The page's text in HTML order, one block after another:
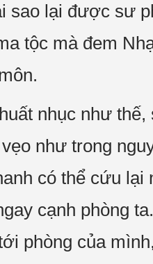
sao lại được sư
tộc mà đem
nhục như
như trong
có thể cứu lại
cạnh phòng
phòng của